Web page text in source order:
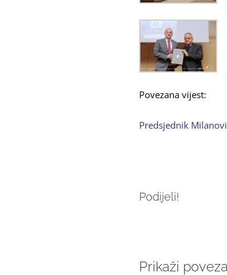
Povezana vijest:
Predsjednik
Podijeli!
Prikaži